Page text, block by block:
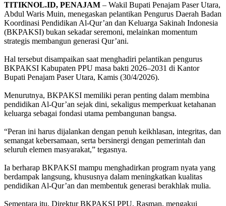
TITIKNOL.ID, PENAJAM – Wakil Bupati Penajam Paser Utara,
Abdul Waris Muin, menegaskan pelantikan Pengurus Daerah Badan
Koordinasi Pendidikan Al-Qur’an dan Keluarga Sakinah Indonesia
(BKPAKSI) bukan sekadar seremoni, melainkan momentum
strategis membangun generasi Qur’ani.
‎Hal tersebut disampaikan saat menghadiri pelantikan pengurus
BKPAKSI Kabupaten PPU masa bakti 2026–2031 di Kantor
Bupati Penajam Paser Utara, Kamis (30/4/2026).
‎Menurutnya, BKPAKSI memiliki peran penting dalam membina
pendidikan Al-Qur’an sejak dini, sekaligus memperkuat ketahanan
keluarga sebagai fondasi utama pembangunan bangsa.
‎“Peran ini harus dijalankan dengan penuh keikhlasan, integritas, dan
semangat kebersamaan, serta bersinergi dengan pemerintah dan
seluruh elemen masyarakat,” tegasnya.
‎Ia berharap BKPAKSI mampu menghadirkan program nyata yang
berdampak langsung, khususnya dalam meningkatkan kualitas
pendidikan Al-Qur’an dan membentuk generasi berakhlak mulia.
‎Sementara itu, Direktur BKPAKSI PPU, Rasman, mengakui